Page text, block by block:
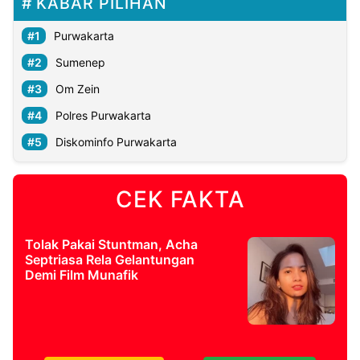
Purwakarta
Sumenep
Om Zein
Polres Purwakarta
Diskominfo Purwakarta
CEK FAKTA
Tolak Pakai Stuntman, Acha
Septriasa Rela Gelantungan
Demi Film Munafik